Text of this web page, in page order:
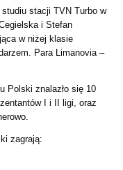
stacji TVN Turbo w
i Stefan
w niżej klasie
Para Limanovia –
Polski znalazło się 10
I i II ligi, oraz
zagrają: